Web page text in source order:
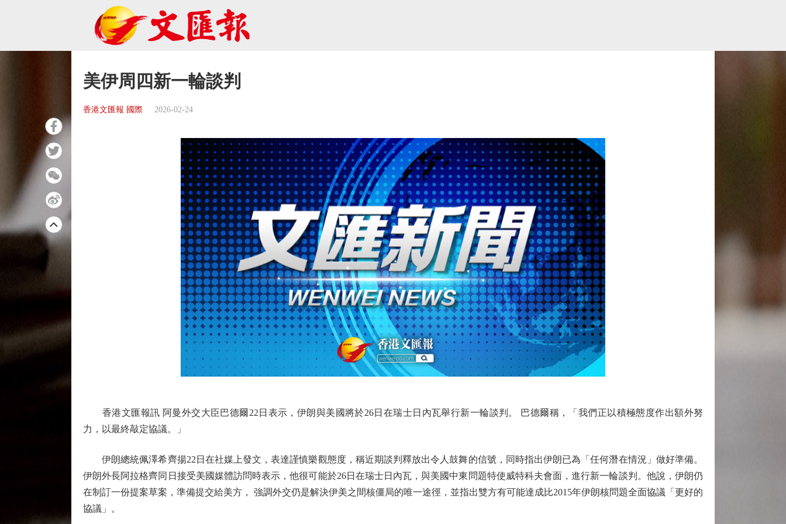
美伊周四新一輪談判
香港文匯報 國際 2026-02-24
香港文匯報訊 阿曼外交大臣巴德爾22日表示，伊朗與美國將於26日在瑞士日內瓦舉行新一輪談判。 巴德爾稱，「我們正以積極態度作出額外努
力，以最終敲定協議。」
伊朗總統佩澤希齊揚22日在社媒上發文，表達謹慎樂觀態度，稱近期談判釋放出令人鼓舞的信號，同時指出伊朗已為「任何潛在情況」做好準備。
伊朗外長阿拉格齊同日接受美國媒體訪問時表示，他很可能於26日在瑞士日內瓦，與美國中東問題特使威特科夫會面，進行新一輪談判。他說，伊朗仍
在制訂一份提案草案，準備提交給美方， 強調外交仍是解決伊美之間核僵局的唯一途徑，並指出雙方有可能達成比2015年伊朗核問題全面協議「更好的
協議」。